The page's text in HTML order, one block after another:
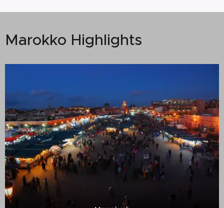
Marokko Highlights